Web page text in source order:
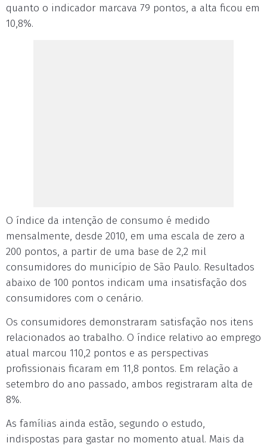
quanto o indicador marcava 79 pontos, a alta ficou em
10,8%.
O índice da intenção de consumo é medido
mensalmente, desde 2010, em uma escala de zero a
200 pontos, a partir de uma base de 2,2 mil
consumidores do município de São Paulo. Resultados
abaixo de 100 pontos indicam uma insatisfação dos
consumidores com o cenário.
Os consumidores demonstraram satisfação nos itens
relacionados ao trabalho. O índice relativo ao emprego
atual marcou 110,2 pontos e as perspectivas
profissionais ficaram em 11,8 pontos. Em relação a
setembro do ano passado, ambos registraram alta de
8%.
As famílias ainda estão, segundo o estudo,
indispostas para gastar no momento atual. Mais da